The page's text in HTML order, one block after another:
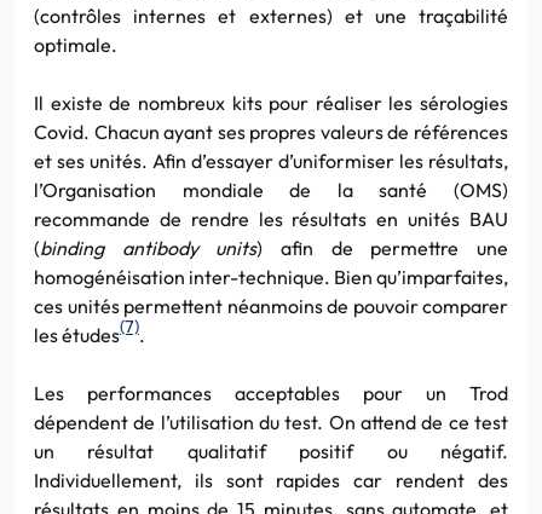
(contrôles internes et externes) et une traçabilité
optimale.
Il existe de nombreux kits pour réaliser les sérologies
Covid. Chacun ayant ses propres valeurs de références
et ses unités. Afin d’essayer d’uniformiser les résultats,
l’Organisation mondiale de la santé (OMS)
recommande de rendre les résultats en unités BAU
(binding antibody units) afin de permettre une
homogénéisation inter-technique. Bien qu’imparfaites,
ces unités permettent néanmoins de pouvoir comparer
les études(7).
Les performances acceptables pour un Trod
dépendent de l’utilisation du test. On attend de ce test
un résultat qualitatif positif ou négatif.
Individuellement, ils sont rapides car rendent des
résultats en moins de 15 minutes, sans automate, et